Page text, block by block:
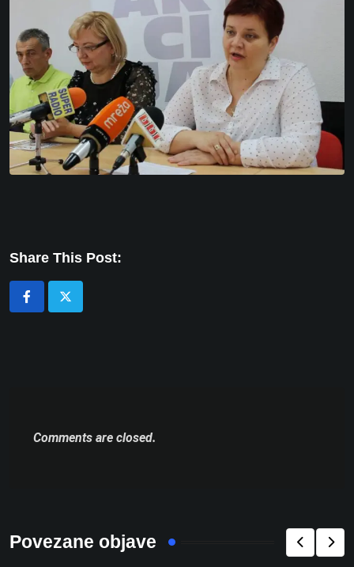
Share This Post:
Comments are closed.
Povezane objave